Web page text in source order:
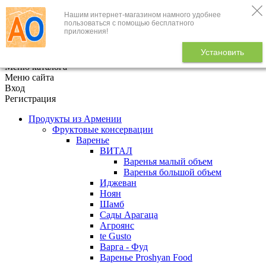
Нашим интернет-магазином намного удобнее
пользоваться с помощью бесплатного
приложения!
Установить
+7 (495) 646-888-1
В корзине
Меню каталога
Меню сайта
Вход
Регистрация
Продукты из Армении
Фруктовые консервации
Варенье
ВИТАЛ
Варенья малый объем
Варенья большой объем
Иджеван
Ноян
Шамб
Сады Арагаца
Агроянс
te Gusto
Варга - Фуд
Варенье Proshyan Food